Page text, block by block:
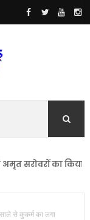
का किया स्थलीय
से कुकर्म का लगा